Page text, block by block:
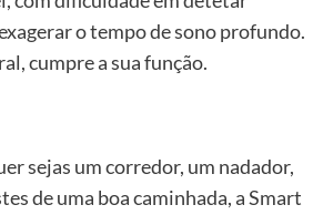
o tempo de sono profundo.
cumpre a sua função.
sejas um corredor, um nadador,
de uma boa caminhada, a Smart